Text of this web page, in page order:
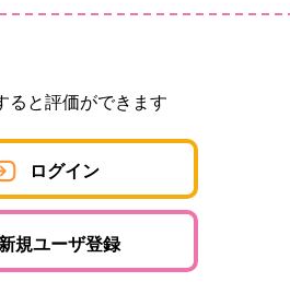
ると評価ができます
ログイン
新規ユーザ登録